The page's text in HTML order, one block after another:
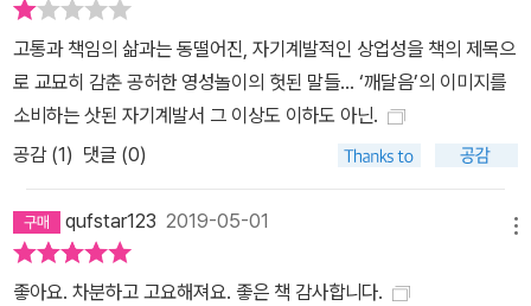
고통과 책임의 삶과는 동떨어진, 자기계발적인 상업성을 책의 제목으
로 교묘히 감춘 공허한 영성놀이의 헛된 말들… ‘깨달음’의 이미지를
소비하는 삿된 자기계발서 그 이상도 이하도 아닌.
공감 (1) 댓글 (0)
qufstar123 2019-05-01
좋아요. 차분하고 고요해져요. 좋은 책 감사합니다.